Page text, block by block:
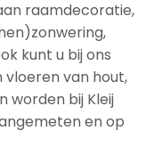
raamdecoratie,
kunt u bij ons
van hout,
worden bij Kleij
en op